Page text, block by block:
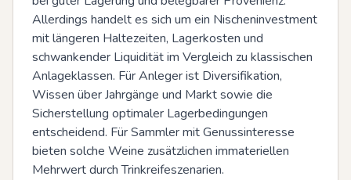
Allerdings handelt es sich um ein Nischeninvestment
mit längeren Haltezeiten, Lagerkosten und
schwankender Liquidität im Vergleich zu klassischen
Anlageklassen. Für Anleger ist Diversifikation,
Wissen über Jahrgänge und Markt sowie die
Sicherstellung optimaler Lagerbedingungen
entscheidend. Für Sammler mit Genussinteresse
bieten solche Weine zusätzlichen immateriellen
Mehrwert durch Trinkreifeszenarien.